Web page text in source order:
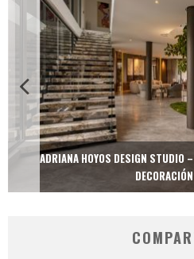
ADRIANA HOYOS DESIGN STUDIO